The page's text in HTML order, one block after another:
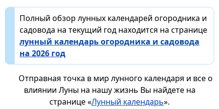
Полный обзор лунных календарей огородника и
садовода на текущий год находится на странице
лунный календарь огородника и садовода
на 2026 год
Отправная точка в мир лунного календаря и все о
влиянии Луны на нашу жизнь Вы найдете на
странице «Лунный календарь».